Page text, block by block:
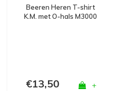
Beeren Heren T-shirt
K.M. met O-hals M3000
€13,50 +